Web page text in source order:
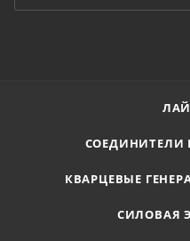
СОЕДИНИТЕЛИ
КВАРЦЕВЫЕ
СИЛОВАЯ